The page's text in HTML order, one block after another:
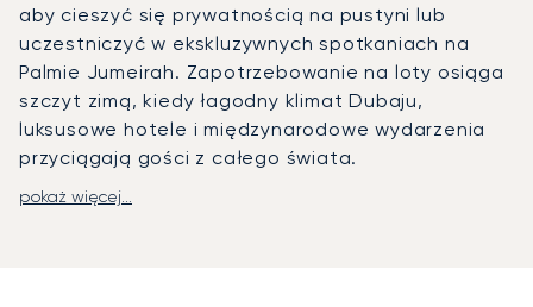
aby cieszyć się prywatnością na pustyni lub
uczestniczyć w ekskluzywnych spotkaniach na
Palmie Jumeirah. Zapotrzebowanie na loty osiąga
szczyt zimą, kiedy łagodny klimat Dubaju,
luksusowe hotele i międzynarodowe wydarzenia
przyciągają gości z całego świata.
LunaJets organizuje prywatne loty na
pokaż więcej...